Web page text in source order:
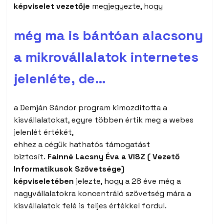
képviselet vezetője megjegyezte, hogy
még ma is bántóan alacsony
a mikrovállalatok internetes
jelenléte, de…
a Demján Sándor program kimozdította a
kisvállalatokat, egyre többen értik meg a webes
jelenlét értékét,
ehhez a cégük hathatós támogatást
biztosít. Fainné Lacsny Éva a VISZ ( Vezető
Informatikusok Szövetsége)
képviseletében jelezte, hogy a 28 éve még a
nagyvállalatokra koncentráló szövetség mára a
kisvállalatok felé is teljes értékkel fordul.